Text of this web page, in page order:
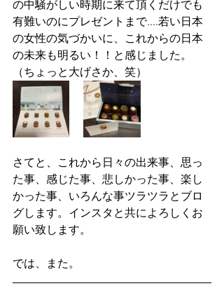
の中騒がしい時期に来て頂くだけでも
有難いのにプレゼントまで....若い日本
の女性の気づかいに、これからの日本
の未来も明るい！！と感じました。
（ちょっと大げさか、笑）
さてと、これから日々の出来事、思っ
た事、感じた事、悲しかった事、楽し
かった事、いろんな事ツラツラとブロ
グします。インスタと共によろしくお
願い致します。
では、また。